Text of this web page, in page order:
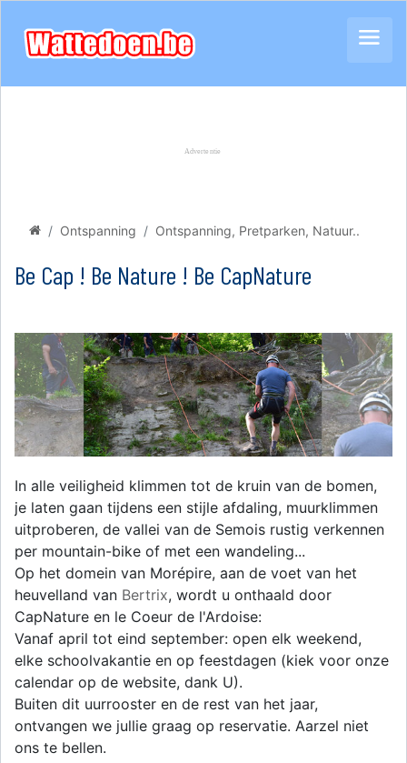
Ontspanning Ontspanning, Pretparken, Natuur..
Be Cap ! Be Nature ! Be CapNature
In alle veiligheid klimmen tot de kruin van de bomen,
je laten gaan tijdens een stijle afdaling, muurklimmen
uitproberen, de vallei van de Semois rustig verkennen
per mountain-bike of met een wandeling...
Op het domein van Morépire, aan de voet van het
heuvelland van Bertrix, wordt u onthaald door
CapNature en le Coeur de l'Ardoise:
Vanaf april tot eind september: open elk weekend,
elke schoolvakantie en op feestdagen (kiek voor onze
calendar op de website, dank U).
Buiten dit uurrooster en de rest van het jaar,
ontvangen we jullie graag op reservatie. Aarzel niet
ons te bellen.